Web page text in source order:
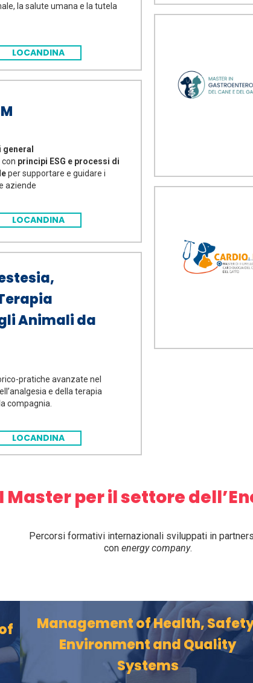
la salute umana e la tutela
LOCANDINA
general
principi ESG e processi di
per supportare e guidare i
aziende
LOCANDINA
Animali da
pratiche avanzate nel
e della terapia
compagnia.
LOCANDINA
I Master per il settore
Percorsi formativi internazionali sviluppati in
con energy company.
Management of Health,
Environment and Quality
Systems